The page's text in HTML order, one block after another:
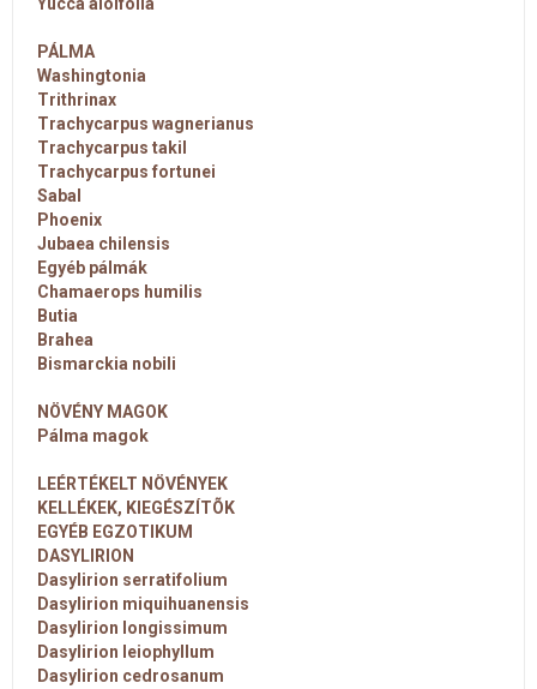
PÁLMA
Washingtonia
Trithrinax
Trachycarpus wagnerianus
Trachycarpus takil
Trachycarpus fortunei
Sabal
Phoenix
Jubaea chilensis
Egyéb pálmák
Chamaerops humilis
Butia
Brahea
Bismarckia nobili
NÖVÉNY MAGOK
Pálma magok
LEÉRTÉKELT NÖVÉNYEK
KELLÉKEK, KIEGÉSZÍTÕK
EGYÉB EGZOTIKUM
DASYLIRION
Dasylirion serratifolium
Dasylirion miquihuanensis
Dasylirion longissimum
Dasylirion leiophyllum
Dasylirion cedrosanum